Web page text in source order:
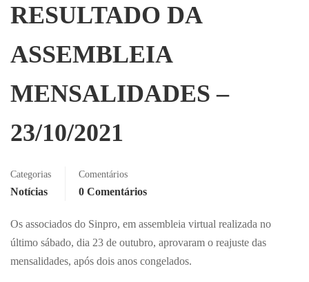
RESULTADO DA
ASSEMBLEIA
MENSALIDADES –
23/10/2021
Categorias
Notícias
Comentários
0 Comentários
Os associados do Sinpro, em assembleia virtual realizada no
último sábado, dia 23 de outubro, aprovaram o reajuste das
mensalidades, após dois anos congelados.